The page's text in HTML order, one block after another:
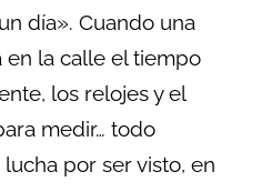
día». Cuando una
en la calle el tiempo
los relojes y el
medir… todo
por ser visto, en